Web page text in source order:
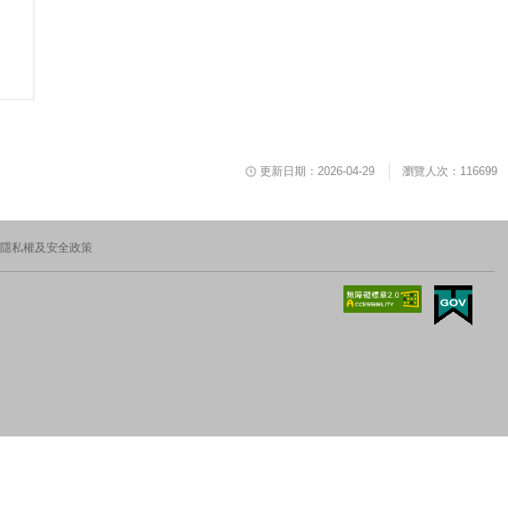
更新日期：2026-04-29 瀏覽人次：116699
隱私權及安全政策